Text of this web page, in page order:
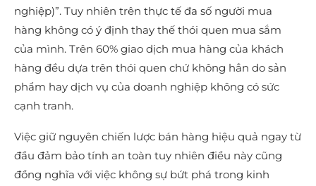
nghiệp)”. Tuy nhiên trên thực tế đa số người mua
hàng không có ý định thay thế thói quen mua sắm
của mình. Trên 60% giao dịch mua hàng của khách
hàng đều dựa trên thói quen chứ không hẳn do sản
phẩm hay dịch vụ của doanh nghiệp không có sức
cạnh tranh.
Việc giữ nguyên chiến lược bán hàng hiệu quả ngay từ
đầu đảm bảo tính an toàn tuy nhiên điều này cũng
đồng nghĩa với việc không sự bứt phá trong kinh